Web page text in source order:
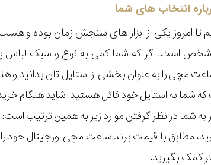
انتخاب های شما
امروز یکی از ابزار های سنجش زمان بوده و
شخص است. اگر که شما کمی به نوع و سبک لباس
مچی را به عنوان بخشی از استایل تان
شما به استایل خود قائل هستید. شاید هنگام
به شما در نظر گرفتن موارد زیر به همین
مطابق با قیمت برند ساعت مچی اورجینال
کمک بگیرید.